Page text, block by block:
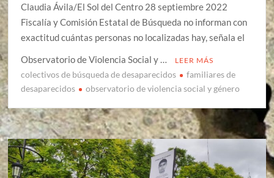
Claudia Ávila/El Sol del Centro 28 septiembre 2022
Fiscalía y Comisión Estatal de Búsqueda no informan con
exactitud cuántas personas no localizadas hay, señala el
Observatorio de Violencia Social y …
LEER MÁS
colectivos de búsqueda de desaparecidos
familiares de
desaparecidos
observatorio de violencia social y género